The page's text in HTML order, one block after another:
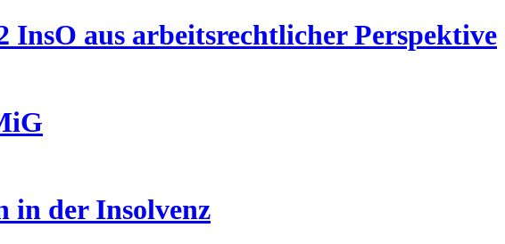
InsO aus arbeitsrechtlicher Perspektive
in der Insolvenz